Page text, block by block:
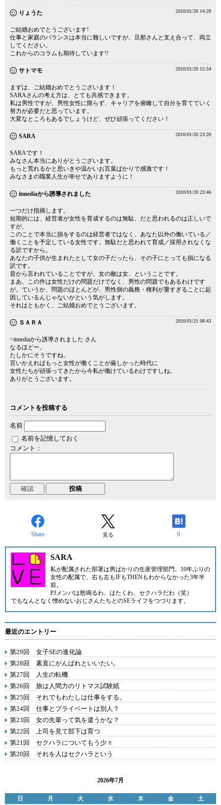
りょうた 2010/01/20 14:29
ご結婚おめでとうございます!
仕事と家庭のバランスは本当に難しいですが、旦那さんと支え合って、両立
してください。
これからのコラムも期待しています!!
サトマモ 2010/01/20 15:54
まずは、ご結婚おめでとうございます！
SARAさんの考え方は、とても共感できます。
私は男性ですが、男性女性に限らず、キャリアを俯瞰して自分を育てていく
努力が必要だと思っています。
大変なところもあるでしょうけど、ぜひ頑張ってください！
SARA 2010/01/20 23:20
SARAです！
みなさん本当にありがとうございます。
もっと荒れるかと思いきや温かいお言葉ばかりで感激です！
みなさまの職業人生が幸せでありますように！
itmediaから誘導されました 2010/01/20 23:46
一つだけ指摘します。
短期的には、経営者が女性を育成するのは無駄、だと思われるのは正しいで
すが、
このことで本当に損をするのは経営者ではなく、あなた以外の働いている／
働くことを予定している女性です。無駄だと思われて育成／採用されなくな
る訳ですから。
あなたの子供が生まれたとして女の子だったら、その子にとっても損になる
訳です。
昔から言われていることですが、女の敵は女、ということです。
まあ、この件は女性だけの問題だけでなく、男性の問題でもあるわけです
が。ていうか、問題のほとんどが、男性側の義務・権利が重すぎることに起
因しているんじゃないかという気がします。
それはともかく、ご結婚おめでとうございます。
ＳＡＲＡ 2010/01/21 08:43
>itmediaから誘導されました さん
なるほどー。
たしかにそうですね。
言いかえればもっと女性が働くことが厳しかった時代に
女性たちが頑張ってきたから今私が働けているわけですしね。
ありがとうございます。
コメントを投稿する
名前
名前を記憶しておく
コメント：
Share 見る 0
SARA
私が配属された部署は男ばかりの生産管理部門。10年ぶりの
女性の配属で、右も左もIFもTHENもわからなかった3年半
前。
PJメンバは怒鳴るわ、はたくわ、セクハラだわ（笑）
でもなんとなく憎めないおじさんたちとのSEライフをつづります。
最近のエントリー
第29回 女子SEの進化論
第28回 素直にがんばれといいたい。
第27回 人生の転機
第26回 旅は人間力のリトマス試験紙
第25回 それでもわたしは仕事をする。
第24回 仕事とプライベートは別人？
第23回 女の先輩って気を遣うかな？
第22回 上司を見て部下は育つ
第21回 セクハラについてもう少々
第20回 それを人はセクハラという
2026年7月
日 月 火 水 木 金
土